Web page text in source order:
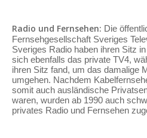
Radio und Fernsehen: Die
Fernsehgesellschaft Sveriges
Sveriges Radio haben ihren Sitz
sich ebenfalls das private TV4,
ihren Sitz fand, um das damalige
umgehen. Nachdem
somit auch ausländische
waren, wurden ab 1990 auch
privates Radio und Fernsehen